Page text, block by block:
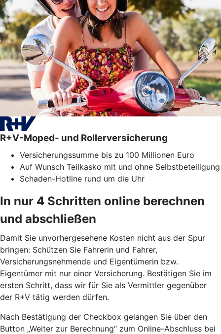
R+V-Moped- und Rollerversicherung
Versicherungssumme bis zu 100 Millionen Euro
Auf Wunsch Teilkasko mit und ohne Selbstbeteiligung
Schaden-Hotline rund um die Uhr
In nur 4 Schritten online berechnen
und abschließen
Damit Sie unvorhergesehene Kosten nicht aus der Spur
bringen: Schützen Sie Fahrerin und Fahrer,
Versicherungsnehmende und Eigentümerin bzw.
Eigentümer mit nur einer Versicherung. Bestätigen Sie im
ersten Schritt, dass wir für Sie als Vermittler gegenüber
der R+V tätig werden dürfen.
Nach Bestätigung der Checkbox gelangen Sie über den
Button „Weiter zur Berechnung“ zum Online-Abschluss bei